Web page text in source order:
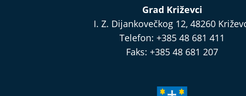
Grad Križevci
I. Z. Dijankovečkog 12, 48260
Telefon: +385 48 681 411
Faks: +385 48 681 207